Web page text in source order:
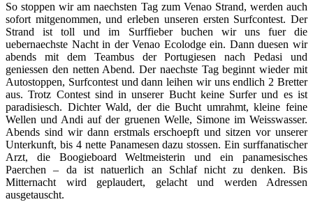
So stoppen wir am naechsten Tag zum Venao Strand, werden auch
sofort mitgenommen, und erleben unseren ersten Surfcontest. Der
Strand ist toll und im Surffieber buchen wir uns fuer die
uebernaechste Nacht in der Venao Ecolodge ein. Dann duesen wir
abends mit dem Teambus der Portugiesen nach Pedasi und
geniessen den netten Abend. Der naechste Tag beginnt wieder mit
Autostoppen, Surfcontest und dann leihen wir uns endlich 2 Bretter
aus. Trotz Contest sind in unserer Bucht keine Surfer und es ist
paradisiesch. Dichter Wald, der die Bucht umrahmt, kleine feine
Wellen und Andi auf der gruenen Welle, Simone im Weisswasser.
Abends sind wir dann erstmals erschoepft und sitzen vor unserer
Unterkunft, bis 4 nette Panamesen dazu stossen. Ein surffanatischer
Arzt, die Boogieboard Weltmeisterin und ein panamesisches
Paerchen – da ist natuerlich an Schlaf nicht zu denken. Bis
Mitternacht wird geplaudert, gelacht und werden Adressen
ausgetauscht.